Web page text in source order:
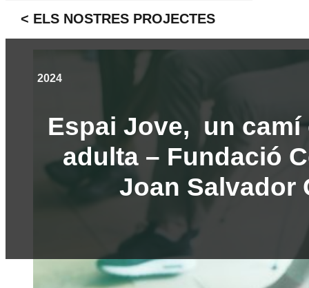
< ELS NOSTRES PROJECTES
2024
Espai Jove, un camí
adulta – Fundació
Joan Salvador